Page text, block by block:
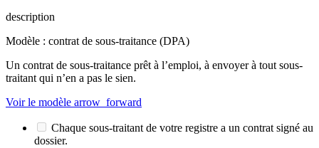
description
Modèle : contrat de sous-traitance (DPA)
Un contrat de sous-traitance prêt à l’emploi, à envoyer à tout sous-
traitant qui n’en a pas le sien.
Voir le modèle arrow_forward
Chaque sous-traitant de votre registre a un contrat signé au
dossier.